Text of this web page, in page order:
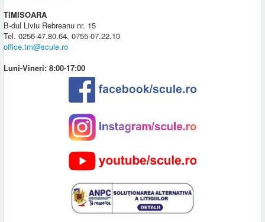
TIMISOARA
B-dul Liviu Rebreanu nr. 15
Tel. 0256-47.80.64, 0755-07.22.10
office.tm@scule.ro
Luni-Vineri: 8:00-17:00